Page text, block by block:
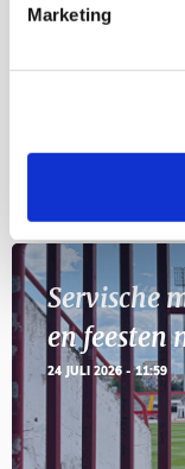
Marketing
Servische
en feesten
24 JULI 2026 - 11:59